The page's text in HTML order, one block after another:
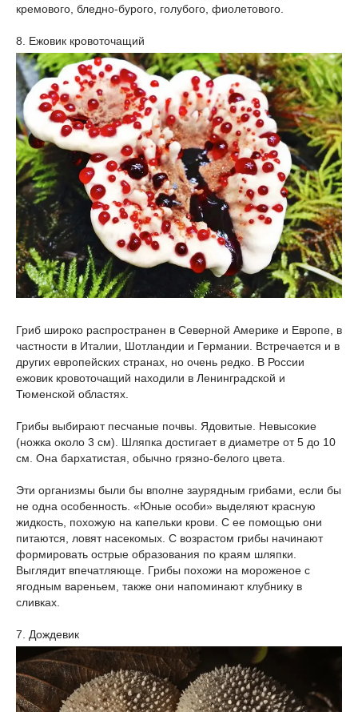
кремового, бледно-бурого, голубого, фиолетового.
8. Ежовик кровоточащий
Гриб широко распространен в Северной Америке и Европе, в
частности в Италии, Шотландии и Германии. Встречается и в
других европейских странах, но очень редко. В России
ежовик кровоточащий находили в Ленинградской и
Тюменской областях.
Грибы выбирают песчаные почвы. Ядовитые. Невысокие
(ножка около 3 см). Шляпка достигает в диаметре от 5 до 10
см. Она бархатистая, обычно грязно-белого цвета.
Эти организмы были бы вполне заурядным грибами, если бы
не одна особенность. «Юные особи» выделяют красную
жидкость, похожую на капельки крови. С ее помощью они
питаются, ловят насекомых. С возрастом грибы начинают
формировать острые образования по краям шляпки.
Выглядит впечатляюще. Грибы похожи на мороженое с
ягодным вареньем, также они напоминают клубнику в
сливках.
7. Дождевик